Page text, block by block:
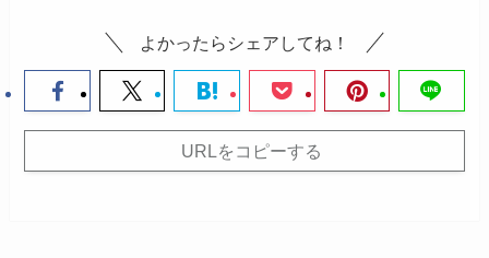
よかったらシェアしてね！
URLをコピーする